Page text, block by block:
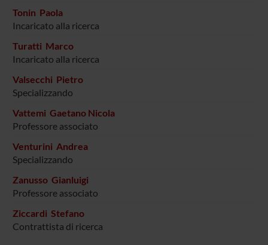
Tonin Paola
Incaricato alla ricerca
Turatti Marco
Incaricato alla ricerca
Valsecchi Pietro
Specializzando
Vattemi Gaetano Nicola
Professore associato
Venturini Andrea
Specializzando
Zanusso Gianluigi
Professore associato
Ziccardi Stefano
Contrattista di ricerca